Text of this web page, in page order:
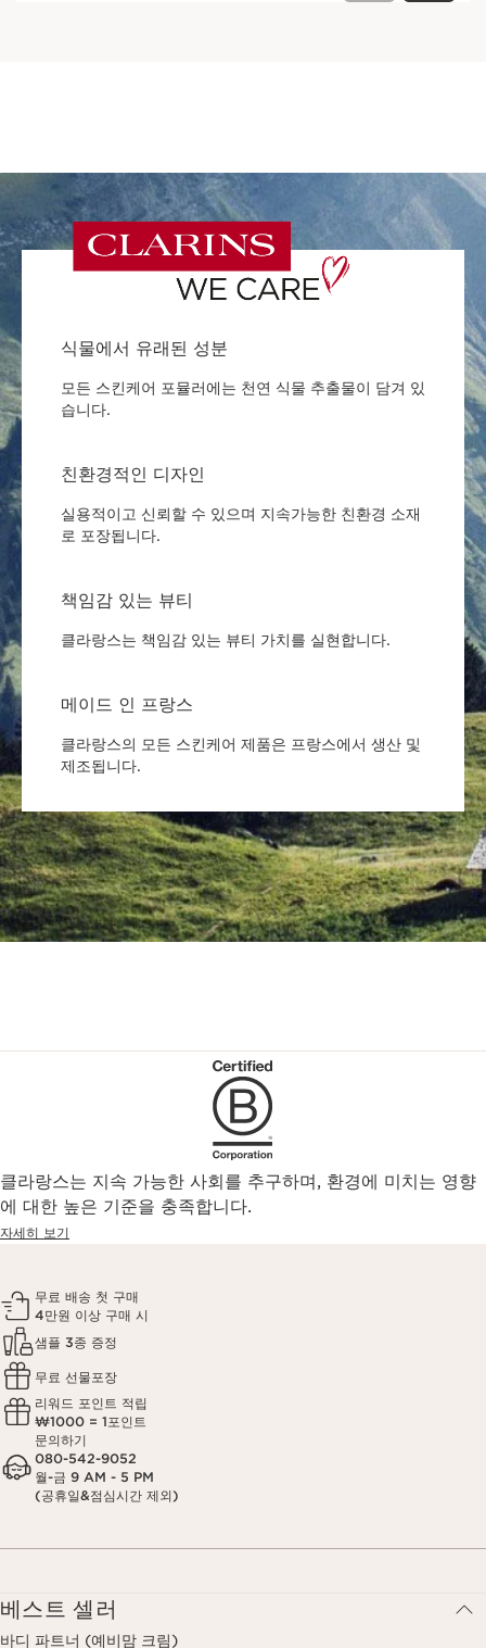
식물에서 유래된 성분
모든 스킨케어 포뮬러에는 천연 식물 추출물이 담겨 있
습니다.
친환경적인 디자인
실용적이고 신뢰할 수 있으며 지속가능한 친환경 소재
로 포장됩니다.
책임감 있는 뷰티
클라랑스는 책임감 있는 뷰티 가치를 실현합니다.
메이드 인 프랑스
클라랑스의 모든 스킨케어 제품은 프랑스에서 생산 및
제조됩니다.
클라랑스는 지속 가능한 사회를 추구하며, 환경에 미치는 영향
에 대한 높은 기준을 충족합니다.
자세히 보기
무료 배송 첫 구매
4만원 이상 구매 시
샘플 3종 증정
무료 선물포장
리워드 포인트 적립
₩1000 = 1포인트
문의하기
080-542-9052
월-금 9 AM - 5 PM
(공휴일&점심시간 제외)
베스트 셀러
바디 파트너 (예비맘 크림)